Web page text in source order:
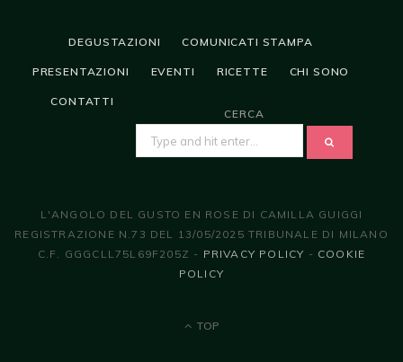
DEGUSTAZIONI COMUNICATI STAMPA
PRESENTAZIONI EVENTI RICETTE CHI SONO
CONTATTI
CERCA
FOR:
L'ANGOLO DEL GUSTO EN ROSE DI CAMILLA GUIGGI
REGISTRAZIONE N.73 DEL 13/05/2025 TRIBUNALE DI MILANO
C.F. GGGCLL75L69F205Z - PRIVACY POLICY - COOKIE
POLICY
TOP